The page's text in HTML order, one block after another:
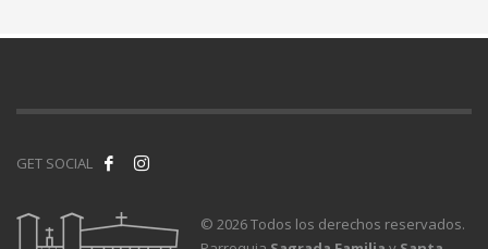
GET SOCIAL
© 2026 Todos los derechos reservados.